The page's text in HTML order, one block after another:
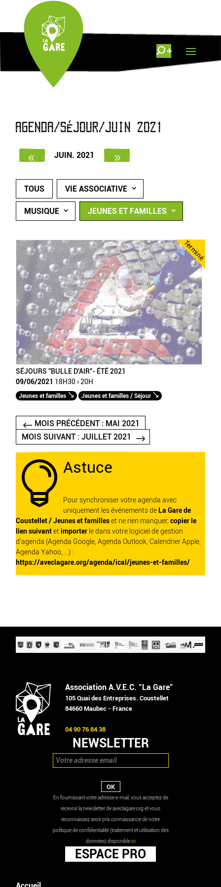
AGENDA/SÉJOUR/JUIN 2021
JUIN. 2021
TOUS VIE ASSOCIATIVE
MUSIQUE JEUNES ET FAMILLES
Terminé
SÉJOURS "BULLE D'AIR"- ÉTÉ 2021
09/06/2021 18H30 › 20H
Jeunes et familles Jeunes et familles / Séjour
MOIS PRÉCÉDENT : MAI 2021
MOIS SUIVANT : JUILLET 2021
 Astuce
Pour synchroniser votre agenda avec
uniquement les événements de La Gare de
Coustellet / Jeunes et familleset ne rien manquer, copier le
lien suivantet importer le dans votre logiciel de gestion
d'agenda (Agenda Google, Agenda Outlook, Calendrier Apple,
Agenda Yahoo, ...) :
https://aveclagare.org/agenda/ical/jeunes-et-familles/
Association A.V.E.C. "La Gare"
105 Quai des Entreprises. Coustellet
84660 Maubec - France
04 90 76 84 38
NEWSLETTER
En fournissant votre adresse e-mail, vous acceptez de
recevoir la newsletter de aveclagare.org et vous
reconnaissez avoir pris connaissance de notre
politique de confidentialité (traitement et utilisation des
données) disponibleici
ESPACE PRO